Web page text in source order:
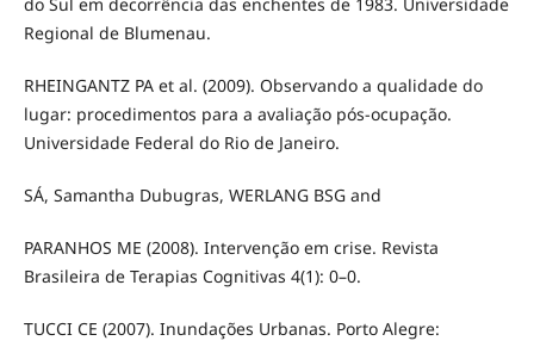
Regional de Blumenau.
RHEINGANTZ PA et al. (2009). Observando a qualidade do
lugar: procedimentos para a avaliação pós-ocupação.
Universidade Federal do Rio de Janeiro.
SÁ, Samantha Dubugras, WERLANG BSG and
PARANHOS ME (2008). Intervenção em crise. Revista
Brasileira de Terapias Cognitivas 4(1): 0–0.
TUCCI CE (2007). Inundações Urbanas. Porto Alegre: